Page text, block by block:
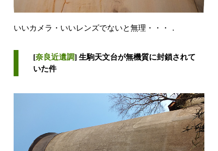
いいカメラ・いいレンズでないと無理・・・．
[奈良近遺調] 生駒天文台が無機質に封鎖されて
いた件